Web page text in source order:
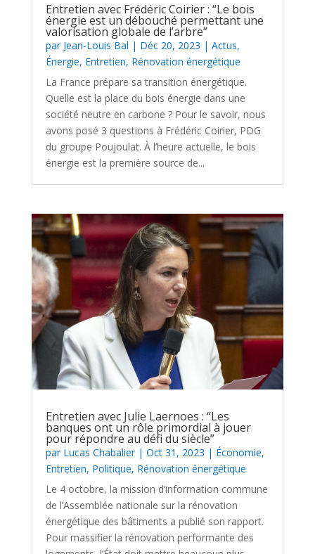
Entretien avec Frédéric Coirier : “Le bois
énergie est un débouché permettant une
valorisation globale de l’arbre”
par Jean-Louis Bal | Déc 20, 2023 | Actus,
Énergie, Entretien, Rénovation énergétique
La France prépare sa transition énergétique.
Quelle est la place du bois énergie dans une
société neutre en carbone ? Pour le savoir, nous
avons posé 3 questions à Frédéric Coirier, PDG
du groupe Poujoulat. À l’heure actuelle, le bois
énergie est la première source de...
Entretien avec Julie Laernoes : “Les
banques ont un rôle primordial à jouer
pour répondre au défi du siècle”
par Lucas Chabalier| Oct 31, 2023 | Économie,
Entretien, Politique, Rénovation énergétique
Le 4 octobre, la mission d’information commune
de l’Assemblée nationale sur la rénovation
énergétique des bâtiments a publié son rapport.
Pour massifier la rénovation performante des